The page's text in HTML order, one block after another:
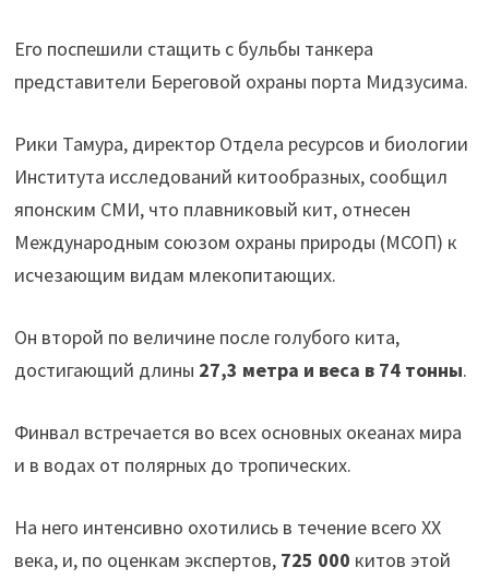
Его поспешили стащить с бульбы танкера
представители Береговой охраны порта Мидзусима.
Рики Тамура, директор Отдела ресурсов и биологии
Института исследований китообразных, сообщил
японским СМИ, что плавниковый кит, отнесен
Международным союзом охраны природы (МСОП) к
исчезающим видам млекопитающих.
Он второй по величине после голубого кита,
достигающий длины 27,3 метра и веса в 74 тонны.
Финвал встречается во всех основных океанах мира
и в водах от полярных до тропических.
На него интенсивно охотились в течение всего ХХ
века, и, по оценкам экспертов, 725 000 китов этой